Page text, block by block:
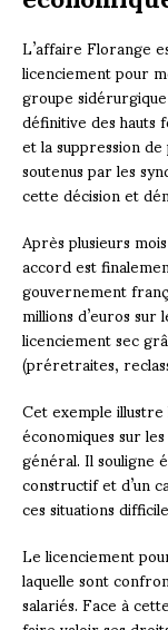
L’affaire Florange
licenciement pour
groupe
définitive des hauts
et la suppression
soutenus par les
cette décision et
Après plusieurs
accord est
gouvernement
millions d’euros
licenciement sec
(préretraites,
Cet exemple
économiques sur
général. Il souligne
constructif et d’un
ces situations
Le licenciement
laquelle sont
salariés. Face à